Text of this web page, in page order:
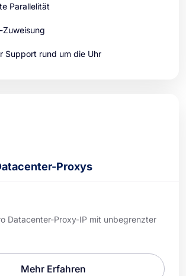
Parallelität
Support rund um die Uhr
Proxys
Datacenter-Proxy-IP mit unbegrenzter
Mehr Erfahren